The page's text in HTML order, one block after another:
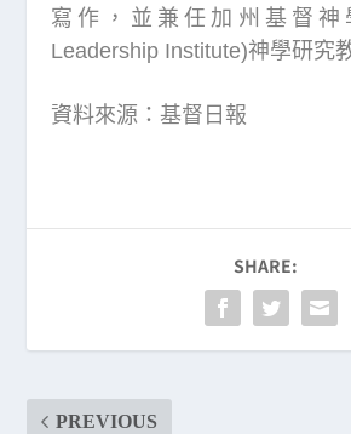
寫作，並兼任加州基督神
Leadership Institute)神學研究
資料來源：基督日報
SHARE:
PREVIOUS